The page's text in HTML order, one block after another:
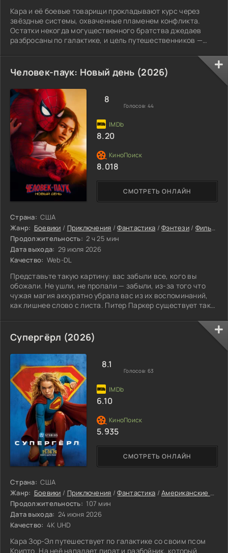
Кара и её боевые товарищи прокладывают курс через
звёздные системы, охваченные пламенем конфликта.
Остатки некогда могущественного братства джедаев
разбросаны по галактике, и цель путешественников —
наращивает мощь, подчиняя одну планету за другой. А его
верный пёс войны Генно Икаги рыщет по космосу в
поисках следов сопротивления. Грэмпс, известный своим
умением находить выход из безвыходных положений,
придумывает отчаянный план. Он ведёт
Человек-паук: Новый день (2026)
Страна: США
Жанр: Боевики / Приключения /Фантастика /Фэнтези / Фильмы
Продолжительность: 2 ч 25 мин
Дата выхода: 29 июля 2026
Качество: Web-DL
Представьте такую картину: вас забыли все, кого вы
обожали. Не ушли, не пропали — забыли, из-за того что
чужая магия аккуратно убрала вас из их воспоминаний,
как лишнее слово с листа. Питер Паркер существует так
облегающий костюм и Нью-Йорк, который требуется
оберегать каждую тёмную пору, хочет город этого или
нет.
СМОТРЕТЬ ОНЛАЙН
8
Голосов: 44
8.20
8.018
Супергёрл (2026)
Страна: США
Жанр: Боевики / Приключения /Фантастика /Американские фильмы
Продолжительность: 107 мин
Дата выхода: 24 июня 2026
Качество: 4K UHD
Кара Зор-Эл путешествует по галактике со своим псом
Крипто. На неё нападает пират и разбойник, который
СМОТРЕТЬ ОНЛАЙН
8.1
Голосов: 63
6.10
5.935